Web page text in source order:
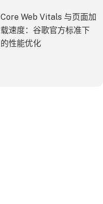
Core Web Vitals 与页面加
载速度：谷歌官方标准下
的性能优化